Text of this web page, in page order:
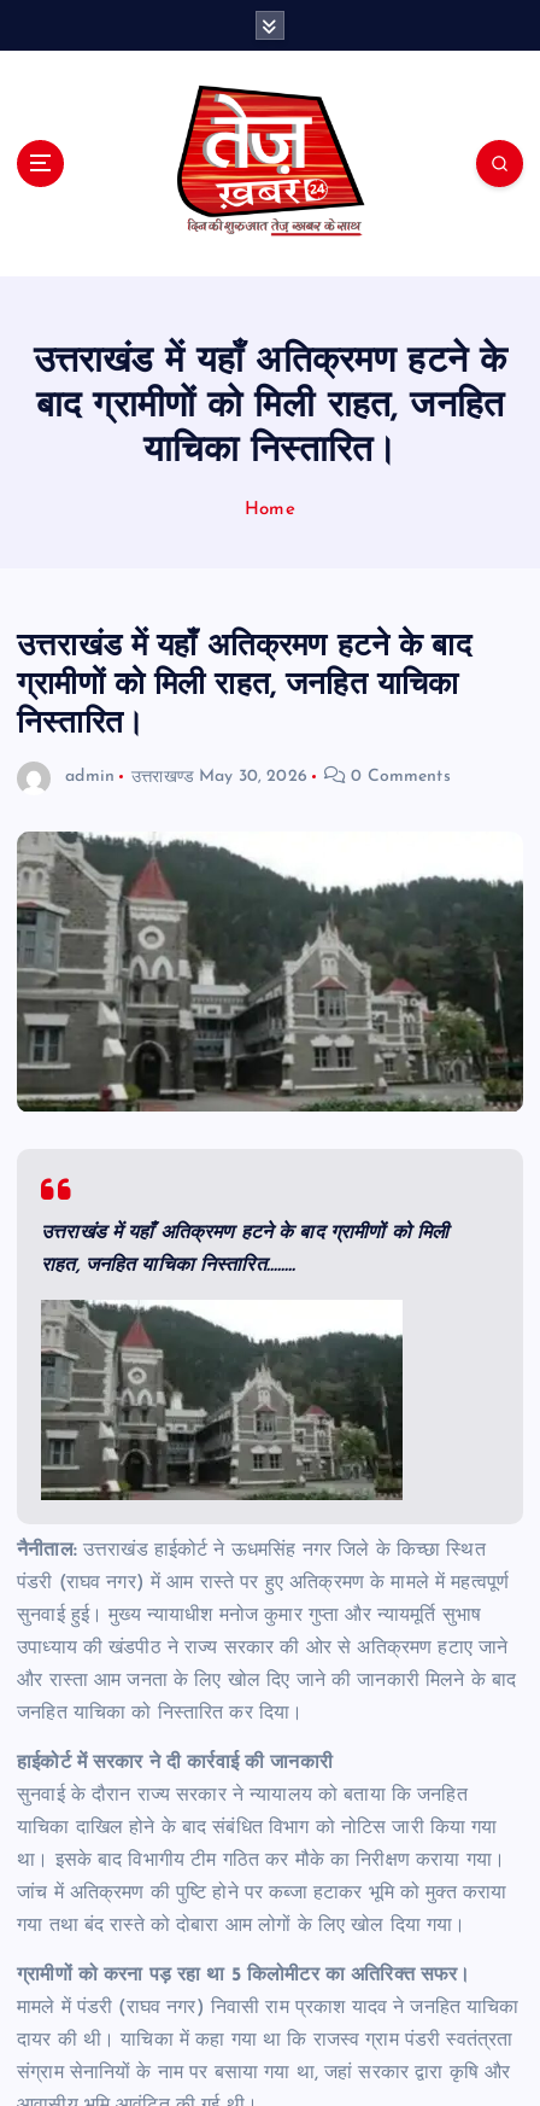
उत्तराखंड में यहाँ अतिक्रमण हटने के
बाद ग्रामीणों को मिली राहत, जनहित
याचिका निस्तारित।
Home
उत्तराखंड में यहाँ अतिक्रमण हटने के बाद
ग्रामीणों को मिली राहत, जनहित याचिका
निस्तारित।
admin उत्तराखण्ड May 30, 2026 0 Comments
उत्तराखंड में यहाँ अतिक्रमण हटने के बाद ग्रामीणों को मिली
राहत, जनहित याचिका निस्तारित……..
नैनीताल:उत्तराखंड हाईकोर्ट ने ऊधमसिंह नगर जिले के किच्छा स्थित
पंडरी (राघव नगर) में आम रास्ते पर हुए अतिक्रमण के मामले में महत्वपूर्ण
सुनवाई हुई। मुख्य न्यायाधीश मनोज कुमार गुप्ता और न्यायमूर्ति सुभाष
उपाध्याय की खंडपीठ ने राज्य सरकार की ओर से अतिक्रमण हटाए जाने
और रास्ता आम जनता के लिए खोल दिए जाने की जानकारी मिलने के बाद
जनहित याचिका को निस्तारित कर दिया।
हाईकोर्ट में सरकार ने दी कार्रवाई की जानकारी
सुनवाई के दौरान राज्य सरकार ने न्यायालय को बताया कि जनहित
याचिका दाखिल होने के बाद संबंधित विभाग को नोटिस जारी किया गया
था। इसके बाद विभागीय टीम गठित कर मौके का निरीक्षण कराया गया।
जांच में अतिक्रमण की पुष्टि होने पर कब्जा हटाकर भूमि को मुक्त कराया
गया तथा बंद रास्ते को दोबारा आम लोगों के लिए खोल दिया गया।
ग्रामीणों को करना पड़ रहा था 5 किलोमीटर का अतिरिक्त सफर।
मामले में पंडरी (राघव नगर) निवासी राम प्रकाश यादव ने जनहित याचिका
दायर की थी। याचिका में कहा गया था कि राजस्व ग्राम पंडरी स्वतंत्रता
संग्राम सेनानियों के नाम पर बसाया गया था, जहां सरकार द्वारा कृषि और